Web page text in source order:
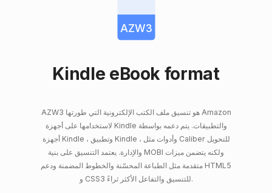
AZW3
Kindle eBook format
AZW3 هو تنسيق ملف الكتب الإلكترونية التي طورتها Amazon
لاستخدامها على أجهزة Kindle والتطبيقات. يتم دعمه بواسطة
أجهزة Kindle ، وتطبيق Kindle ، وأدوات مثل Caliber للتحويل
والإدارة. يعتمد التنسيق على بنية MOBI ولكنه يتضمن ميزات
متقدمة مثل الطباعة المحسّنة والخطوط المضمنة ودعم HTML5
و CSS3 للتنسيق والتفاعل الأكثر ثراءً.